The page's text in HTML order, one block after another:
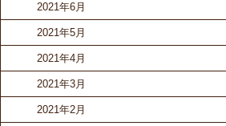
2021年6月
2021年5月
2021年4月
2021年3月
2021年2月